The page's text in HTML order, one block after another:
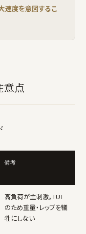
速度を意図するこ
意点
備考
高負荷が主刺激。TUT
のため重量・レップを犠
牲にしない